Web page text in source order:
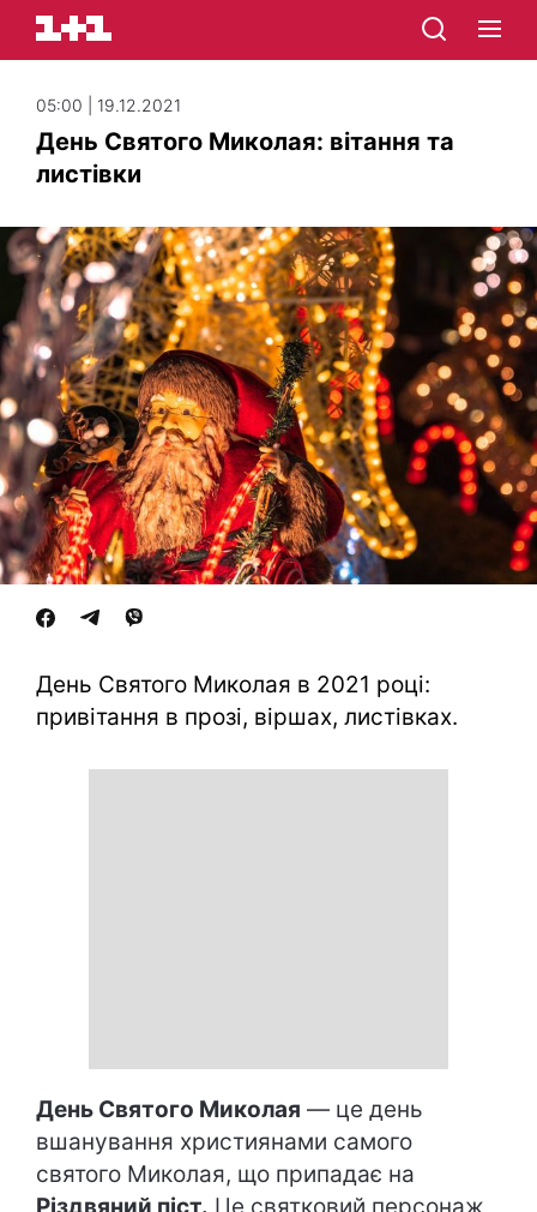
05:00 | 19.12.2021
День Святого Миколая: вітання та
листівки
День Святого Миколая в 2021 році:
привітання в прозі, віршах, листівках.
День Святого Миколая — це день
вшанування християнами самого
святого Миколая, що припадає на
Різдвяний піст. Це святковий персонаж